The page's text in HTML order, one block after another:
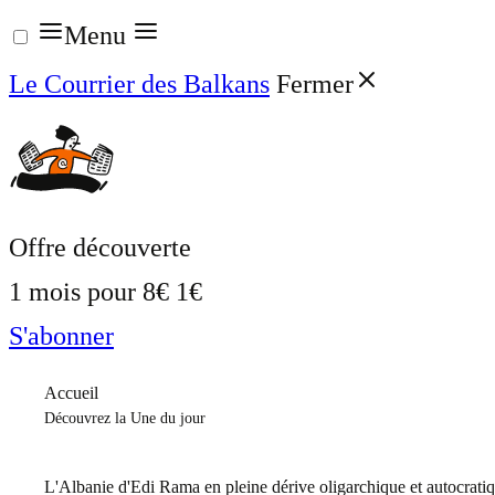
Aller
au
contenu
Menu
Le Courrier des Balkans Fermer
Offre découverte
1 mois pour 8€ 1€
S'abonner
Accueil
Découvrez la Une du jour
L'Albanie d'Edi Rama en pleine dérive oligarchique et